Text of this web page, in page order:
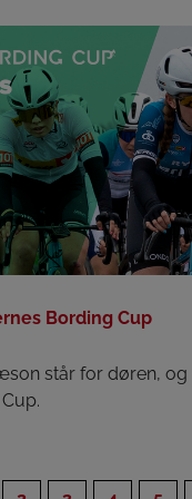
Bording Cup
står for døren,